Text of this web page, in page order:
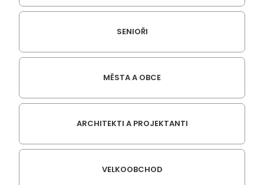
SENIOŘI
MĚSTA A OBCE
ARCHITEKTI A PROJEKTANTI
VELKOOBCHOD